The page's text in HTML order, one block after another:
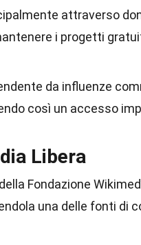
attraverso
i progetti
da influenze
così un accesso
Libera
Fondazione
una delle fonti di